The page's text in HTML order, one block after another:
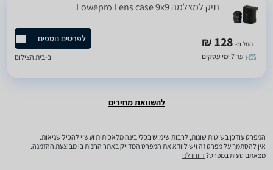
תיק למצלמה Lowepro Lens case 9x9
החל מ- 128 ₪
עד 7 ימי עסקים
לפרטים נוספים
ב-בית הצילום
להשוואת מחירים
המפרט עודכן בשיטות שונות, לרבות שימוש בכלי בינה מלאכותית ועשוי להכיל שגיאות.
אין להסתמך על מפרט זה ויש לוודא את המפרט המדויק באתר החנות בו מבוצעת ההזמנה.
מצאתם טעות במפרט?דווחו לנו